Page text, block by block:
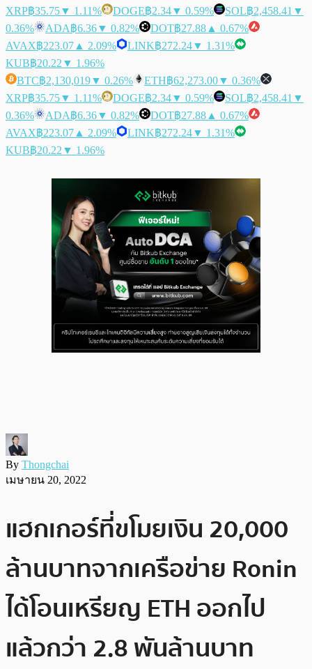
XRP฿35.75▼ 1.11% DOGE฿2.34▼ 0.59% SOL฿2,458.41 ▼
0.36%
ADA฿6.36▼ 0.82% DOT฿27.88 ▲ 0.67%
AVAX฿223.07 ▲ 2.09% LINK฿272.24▼ 1.31%
KUB฿20.22 ▼ 1.96%
BTC฿2,130,019▼ 0.26% ETH฿62,273.00▼ 0.36%
XRP฿35.75▼ 1.11% DOGE฿2.34▼ 0.59% SOL฿2,458.41 ▼
0.36%
ADA฿6.36▼ 0.82% DOT฿27.88 ▲ 0.67%
AVAX฿223.07 ▲ 2.09% LINK฿272.24▼ 1.31%
KUB฿20.22 ▼ 1.96%
By Thongchai
เมษายน 20, 2022
แฮกเกอร์ที่ขโมยเงิน 20,000
ล้านบาทจากเครือข่าย Ronin
ได้โอนเหรียญ ETH ออกไป
แล้วกว่า 2.8 พันล้านบาท